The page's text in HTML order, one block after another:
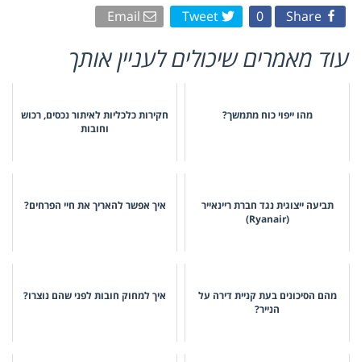
Share
0
Tweet
Email
עוד מאמרים שיכולים לעניין אותך
מהו ייפוי כוח מתמשך?
חקירות כלכליות לאיתור נכסים, רכוש
וחובות
תביעה ייצוגית נגד חברת ריינאייר
(Ryanair)
איך אפשר להאריך את חיי הפרחים?
מהם הסיכונים בעת קניית דירה על
הנייר?
איך למחוק חובות לפני שהם נוצרו?